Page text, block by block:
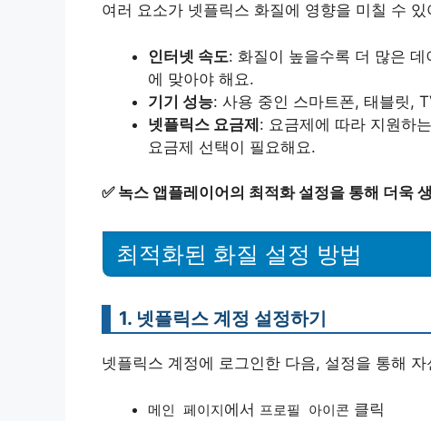
여러 요소가 넷플릭스 화질에 영향을 미칠 수 있
인터넷 속도: 화질이 높을수록 더 많은
에 맞아야 해요.
기기 성능: 사용 중인 스마트폰, 태블릿,
넷플릭스 요금제: 요금제에 따라 지원하
요금제 선택이 필요해요.
✅ 녹스 앱플레이어의 최적화 설정을 통해 더욱
최적화된 화질 설정 방법
1. 넷플릭스 계정 설정하기
넷플릭스 계정에 로그인한 다음, 설정을 통해
메인 페이지에서 프로필 아이콘 클릭